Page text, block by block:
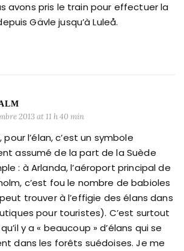
avons pris le train pour effectuer la
Gävle jusqu’à Luleå.
2013 at 11 h 40 min
pour l’élan, c’est un symbole
assumé de la part de la Suède
: à Arlanda, l’aéroport principal de
c’est fou le nombre de babioles
trouver à l’effigie des élans dans
pour touristes). C’est surtout
y a « beaucoup » d’élans qui se
dans les forêts suédoises. Je me